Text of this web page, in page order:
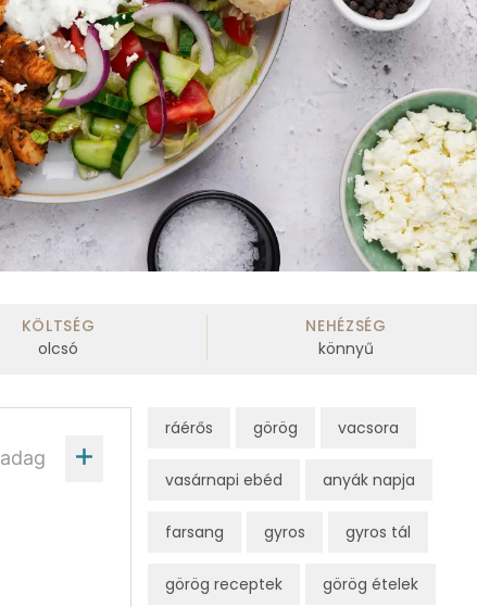
KÖLTSÉG
olcsó
NEHÉZSÉG
könnyű
adag
ráérős görög vacsora
vasárnapi ebéd anyák napja
farsang gyros gyros tál
görög receptek görög ételek